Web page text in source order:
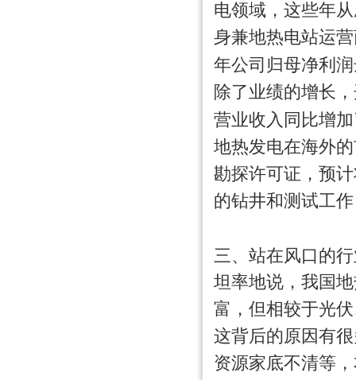
电领域，这些年
身兼地热电站运
年公司归母净利
除了业绩的增长
营业收入同比增
地热发电在海外
勘探许可证，预
的钻井和测试工
三、站在风口的
坦率地说，我国
富，但相较于光
这背后的原因有
资源家底不清等